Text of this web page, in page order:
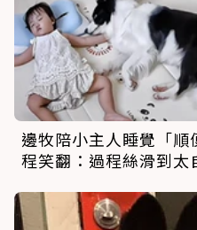
邊牧陪小主人睡覺「
程笑翻：過程絲滑到太